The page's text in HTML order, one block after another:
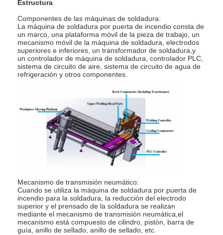
máquina de soldadura por puntos de múltiples cabezales
Máquina de la soldadura por puntos de la tabla
máquina manual de la soldadura por puntos
Sola máquina lateral de la soldadura por puntos
Máquina de la soldadura continua
Dispositivo de soldadura por punto robótico
Soldadora de la difusión
Soldador Machine del laser
máquina de soldadura de pernos
Cables sin patadas
Máquina del alimentador de la nuez
Estructura
Componentes de las máquinas de soldadura:
La máquina de soldadura por puerta de incendio consta de
un marco, una plataforma móvil de la pieza de trabajo, un
mecanismo móvil de la máquina de soldadura, electrodos
superiores e inferiores, un transformador de soldadura,y
un controlador de máquina de soldadura, controlador PLC,
sistema de circuito de aire, sistema de circuito de agua de
refrigeración y otros componentes.
Mecanismo de transmisión neumático:
Cuando se utiliza la máquina de soldadura por puerta de
incendio para la soldadura, la reducción del electrodo
superior y el prensado de la soldadura se realizan
mediante el mecanismo de transmisión neumática,el
mecanismo está compuesto de cilindro, pistón, barra de
guía, anillo de sellado, anillo de sellado, etc.